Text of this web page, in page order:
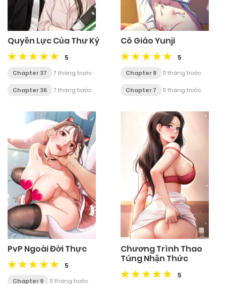
Quyền Lực Của Thư Ký
5
Chapter 37 7 tháng trước
Chapter 36 7 tháng trước
Cô Giáo Yunji
5
Chapter 8 11 tháng trước
Chapter 7 11 tháng trước
PvP Ngoài Đời Thực
5
Chapter 9 11 tháng trước
Chương Trình Thao
Túng Nhận Thức
5